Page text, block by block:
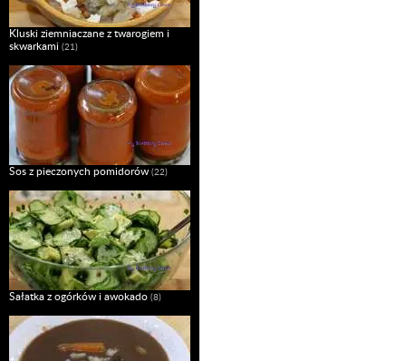
Kluski ziemniaczane z twarogiem i
skwarkami (21)
Sos z pieczonych pomidorów (22)
Sałatka z ogórków i awokado (8)